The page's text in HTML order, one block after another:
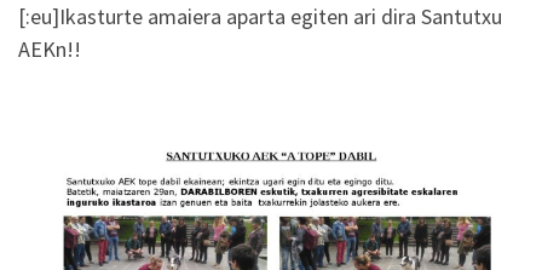
[:eu]Ikasturte amaiera aparta egiten ari dira Santutxu
AEKn!!